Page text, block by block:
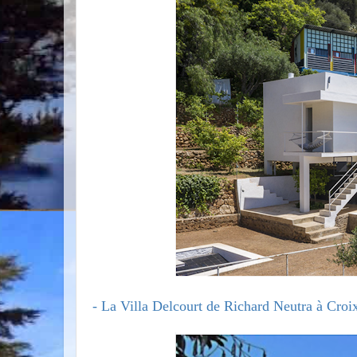
- La Villa Delcourt de Richard Neutra à